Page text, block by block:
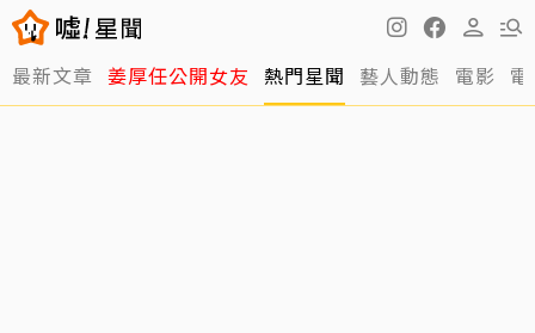
最新文章 姜厚任公開女友 熱門星聞 藝人動態 電影